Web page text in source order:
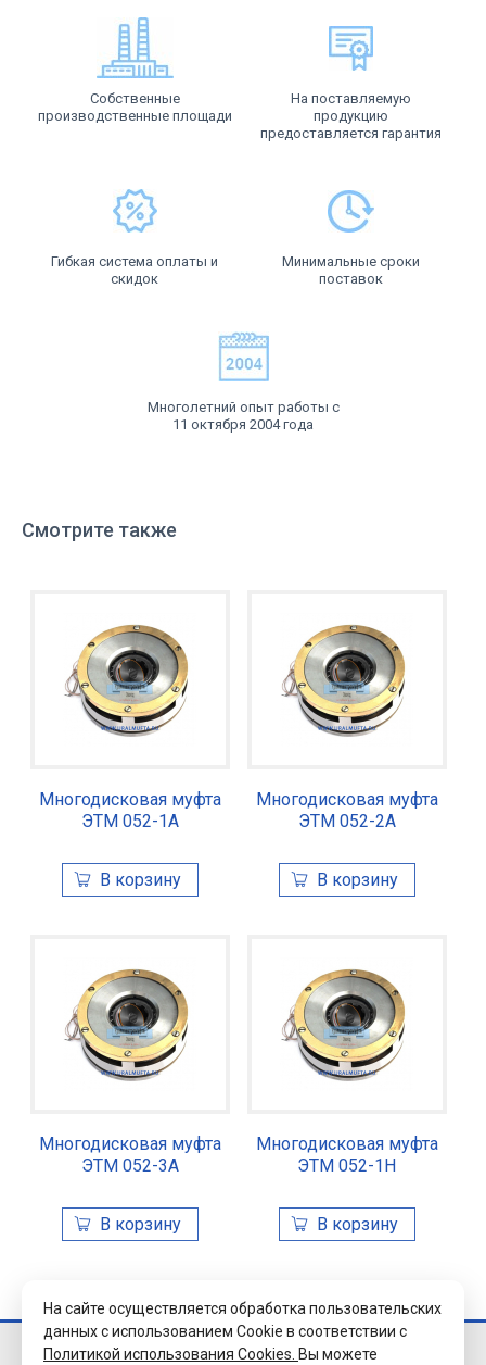
Собственные
производственные площади
На поставляемую
продукцию
предоставляется гарантия
Гибкая система оплаты и
скидок
Минимальные сроки
поставок
Многолетний опыт работы с
11 октября 2004 года
Смотрите также
Многодисковая муфта
ЭТМ 052-1А
Многодисковая муфта
ЭТМ 052-2А
Многодисковая муфта
ЭТМ 052-3А
Многодисковая муфта
ЭТМ 052-1Н
© 2026 Завод
На сайте осуществляется обработка пользовательских
данных с использованием Cookie в соответствии с
Политикой использования Cookies. Вы можете